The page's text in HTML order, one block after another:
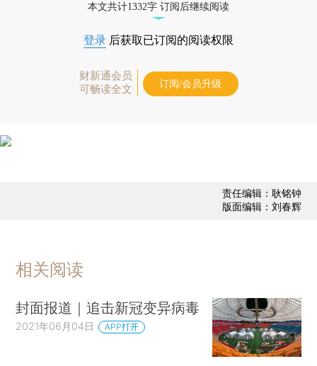
本文共计1332字 订阅后继续阅读
登录 后获取已订阅的阅读权限
财新通会员
可畅读全文
订阅/会员升级
责任编辑：耿铭钟
版面编辑：刘春辉
相关阅读
封面报道｜追击新冠变异病毒
2021年06月04日 APP打开